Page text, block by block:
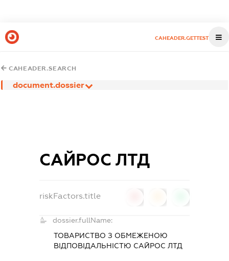
CAHEADER.GETTEST
CAHEADER.SEARCH
document.dossier
САЙРОС ЛТД
riskFactors.title
dossier.fullName:
ТОВАРИСТВО З ОБМЕЖЕНОЮ
ВІДПОВІДАЛЬНІСТЮ САЙРОС ЛТД